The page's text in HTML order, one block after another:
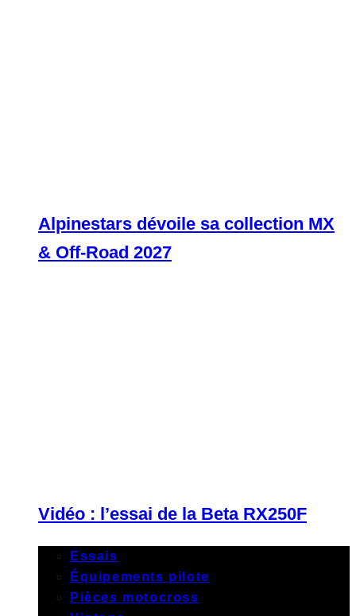
Alpinestars dévoile sa collection MX
& Off-Road 2027
Vidéo : l’essai de la Beta RX250F
Essais
Équipements pilote
Pièces motocross